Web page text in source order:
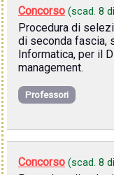
Concorso (scad. 8
Procedura di
di seconda fascia,
Informatica, per il
management.
Professori
Concorso (scad. 8